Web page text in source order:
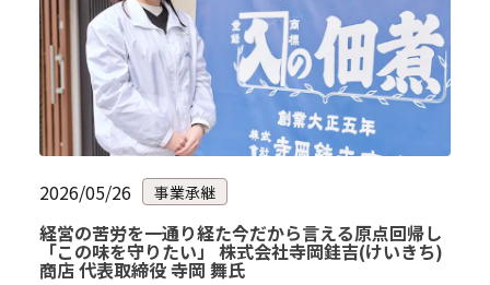
2026/05/26 事業承継
経営の苦労を一通り経た今だから言える原点回帰し
「この味を守りたい」 株式会社寺岡銈吉(けいきち)
商店 代表取締役 寺岡 舞氏